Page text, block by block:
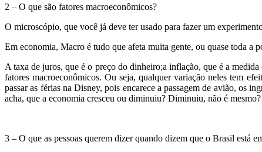
2 – O que são fatores macroeconômicos?
O microscópio, que você já deve ter usado para fazer um
Em economia, Macro é tudo que afeta muita gente, ou quase toda a
A taxa de juros, que é o preço do dinheiro;a inflação, que é a
fatores macroeconômicos. Ou seja, qualquer variação neles tem
passar as férias na Disney, pois encarece a passagem de avião, os
acha, que a economia cresceu ou diminuiu? Diminuiu, não é
3 – O que as pessoas querem dizer quando dizem que o Brasil está